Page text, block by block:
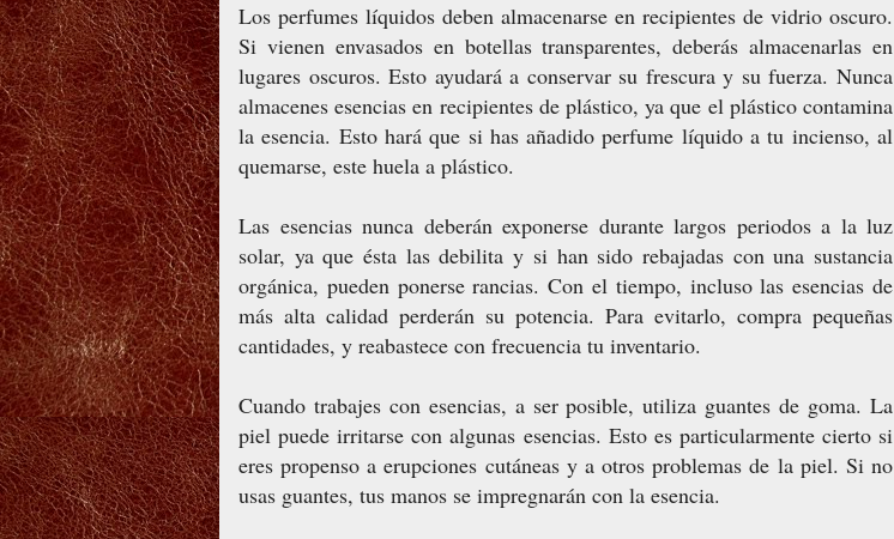
Los perfumes líquidos deben almacenarse en recipientes de vidrio oscuro.
Si vienen envasados en botellas transparentes, deberás almacenarlas en
lugares oscuros. Esto ayudará a conservar su frescura y su fuerza. Nunca
almacenes esencias en recipientes de plástico, ya que el plástico contamina
la esencia. Esto hará que si has añadido perfume líquido a tu incienso, al
quemarse, este huela a plástico.
Las esencias nunca deberán exponerse durante largos periodos a la luz
solar, ya que ésta las debilita y si han sido rebajadas con una sustancia
orgánica, pueden ponerse rancias. Con el tiempo, incluso las esencias de
más alta calidad perderán su potencia. Para evitarlo, compra pequeñas
cantidades, y reabastece con frecuencia tu inventario.
Cuando trabajes con esencias, a ser posible, utiliza guantes de goma. La
piel puede irritarse con algunas esencias. Esto es particularmente cierto si
eres propenso a erupciones cutáneas y a otros problemas de la piel. Si no
usas guantes, tus manos se impregnarán con la esencia.